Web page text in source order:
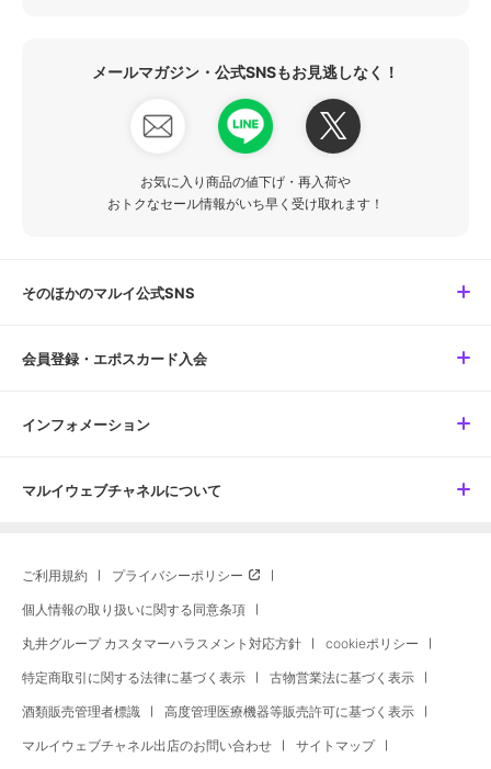
メールマガジン・公式SNSもお見逃しなく！
お気に入り商品の値下げ・再入荷や
おトクなセール情報がいち早く受け取れます！
そのほかのマルイ公式SNS
会員登録・エポスカード入会
インフォメーション
マルイウェブチャネルについて
ご利用規約 プライバシーポリシー
個人情報の取り扱いに関する同意条項
丸井グループ カスタマーハラスメント対応方針 cookieポリシー
特定商取引に関する法律に基づく表示 古物営業法に基づく表示
酒類販売管理者標識 高度管理医療機器等販売許可に基づく表示
マルイウェブチャネル出店のお問い合わせ サイトマップ